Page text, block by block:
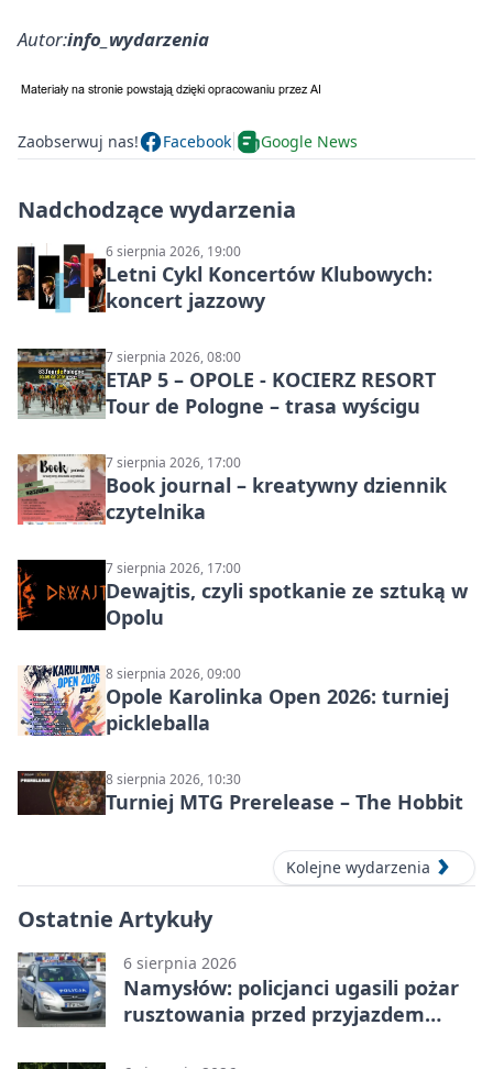
Autor:info_wydarzenia
Zaobserwuj nas! Facebook Google News
Nadchodzące wydarzenia
6 sierpnia 2026, 19:00
Letni Cykl Koncertów Klubowych:
koncert jazzowy
7 sierpnia 2026, 08:00
ETAP 5 – OPOLE - KOCIERZ RESORT
Tour de Pologne – trasa wyścigu
7 sierpnia 2026, 17:00
Book journal – kreatywny dziennik
czytelnika
7 sierpnia 2026, 17:00
Dewajtis, czyli spotkanie ze sztuką w
Opolu
8 sierpnia 2026, 09:00
Opole Karolinka Open 2026: turniej
pickleballa
8 sierpnia 2026, 10:30
Turniej MTG Prerelease – The Hobbit
Kolejne wydarzenia
Ostatnie Artykuły
6 sierpnia 2026
Namysłów: policjanci ugasili pożar
rusztowania przed przyjazdem